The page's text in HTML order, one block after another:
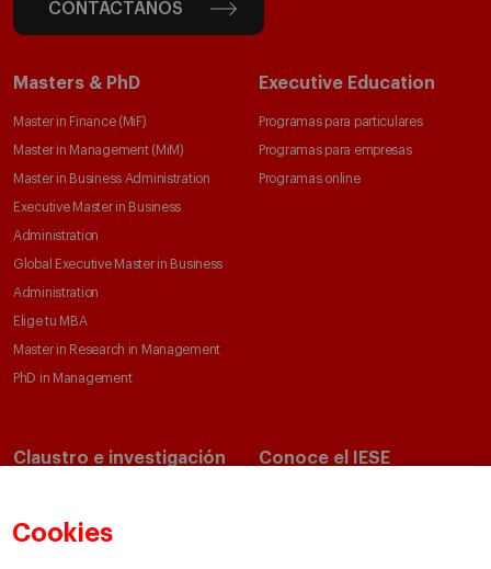
Cookies
CONTÁCTANOS
Masters & PhD
Master in Finance (MiF)
Master in Management (MiM)
Master in Business Administration
Executive Master in Business
Administration
Global Executive Master in Business
Administration
Elige tu MBA
Master in Research in Management
PhD in Management
Executive Education
Programas para particulares
Programas para empresas
Programas online
Claustro e investigación
Departamentos académicos
Conoce el IESE